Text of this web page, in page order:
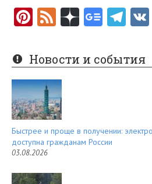
Pi
er
es
t
F
e
d
Новости и события
Быстрее и проще в получении:
доступна гражданам России
03.08.2026